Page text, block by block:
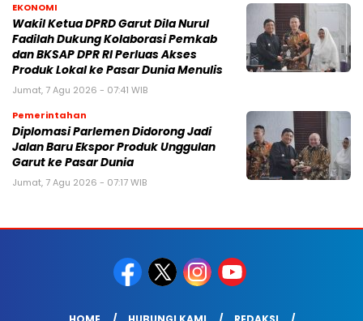
EKONOMI
Wakil Ketua DPRD Garut Dila Nurul
Fadilah Dukung Kolaborasi Pemkab
dan BKSAP DPR RI Perluas Akses
Produk Lokal ke Pasar Dunia Menulis
Jumat, 7 Agu 2026 - 07:41 WIB
Pemerintahan
Diplomasi Parlemen Didorong Jadi
Jalan Baru Ekspor Produk Unggulan
Garut ke Pasar Dunia
Jumat, 7 Agu 2026 - 07:17 WIB